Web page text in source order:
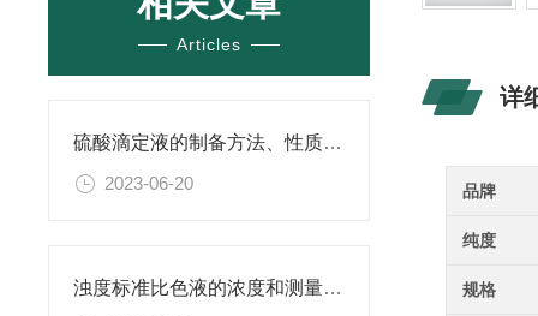
Articles
硫酸滴定液的制备方法、性质、使用注意事项以及应用领域
2023-06-20
浊度标准比色液的浓度和测量范围有何限制？
详
品牌
纯度
规格